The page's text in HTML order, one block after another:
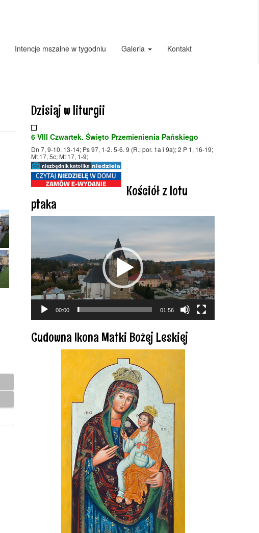
Intencje mszalne w tygodniu Galeria Kontakt
Dzisiaj w liturgii
6 VIII Czwartek. Święto Przemienienia Pańskiego
Dn 7, 9-10. 13-14; Ps 97, 1-2. 5-6. 9 (R.: por. 1a i 9a); 2 P 1, 16-19;
Mt 17, 5c; Mt 17, 1-9;
Kościół z lotu
ptaka
00:00 01:56
Cudowna Ikona Matki Bożej Leskiej